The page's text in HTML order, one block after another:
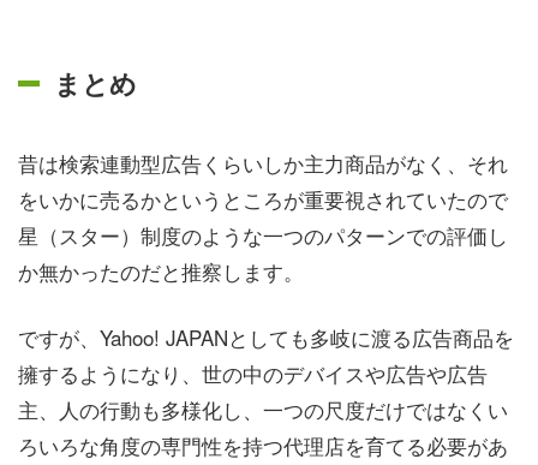
まとめ
昔は検索連動型広告くらいしか主力商品がなく、それ
をいかに売るかというところが重要視されていたので
星（スター）制度のような一つのパターンでの評価し
か無かったのだと推察します。
ですが、Yahoo! JAPANとしても多岐に渡る広告商品を
擁するようになり、世の中のデバイスや広告や広告
主、人の行動も多様化し、一つの尺度だけではなくい
ろいろな角度の専門性を持つ代理店を育てる必要があ